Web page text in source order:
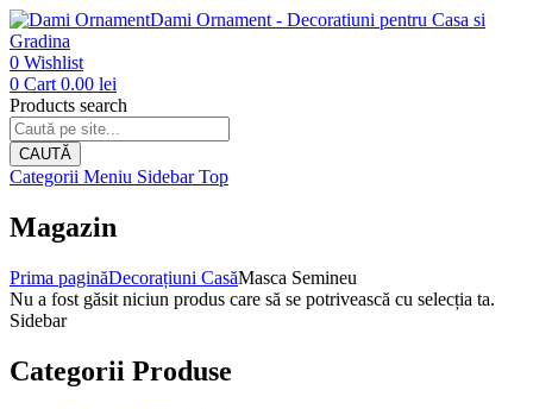
Dami Ornament - Decoratiuni pentru Casa si
Gradina
0 Wishlist
0 Cart 0.00 lei
Products search
CAUTĂ
Categorii Meniu Sidebar Top
Magazin
Prima paginăDecorațiuni CasăMasca Semineu
Nu a fost găsit niciun produs care să se potrivească cu selecția ta.
Sidebar
Categorii Produse